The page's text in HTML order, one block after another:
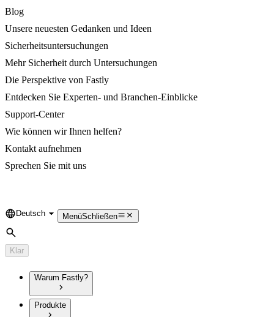
Blog
Unsere neuesten Gedanken und Ideen
Sicherheitsuntersuchungen
Mehr Sicherheit durch Untersuchungen
Die Perspektive von Fastly
Entdecken Sie Experten- und Branchen-Einblicke
Support-Center
Wie können wir Ihnen helfen?
Kontakt aufnehmen
Sprechen Sie mit uns
Language
Deutsch MenüSchließen
Suche
Klar
Warum Fastly?
Produkte